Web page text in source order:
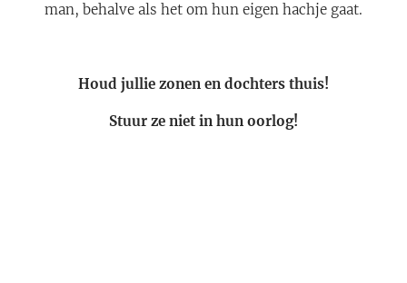
man, behalve als het om hun eigen hachje gaat.
Houd jullie zonen en dochters thuis!
Stuur ze niet in hun oorlog!